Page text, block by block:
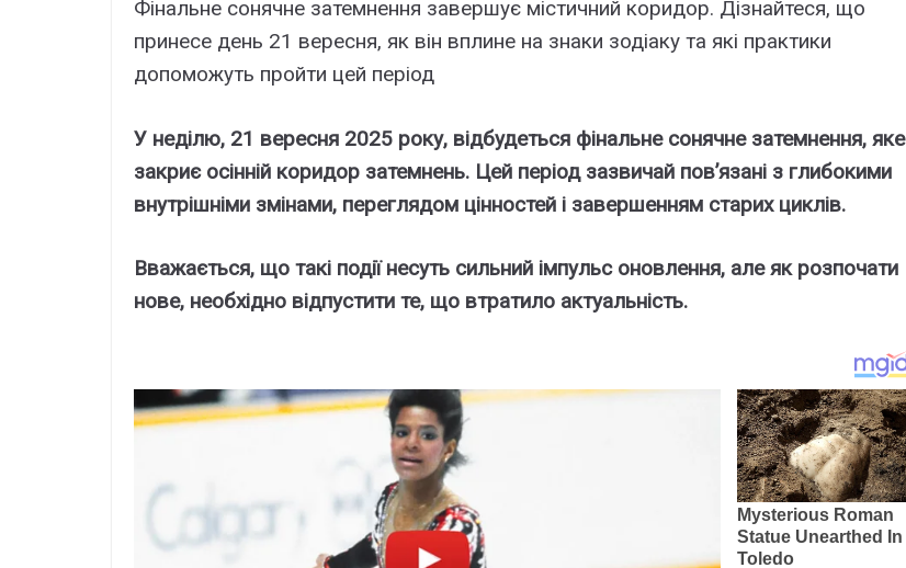
Фінальне сонячне затемнення завершує містичний коридор. Дізнайтеся, що
принесе день 21 вересня, як він вплине на знаки зодіаку та які практики
допоможуть пройти цей період
У неділю, 21 вересня 2025 року, відбудеться фінальне сонячне затемнення, яке
закриє осінній коридор затемнень. Цей період зазвичай пов’язані з глибокими
внутрішніми змінами, переглядом цінностей і завершенням старих циклів.
Вважається, що такі події несуть сильний імпульс оновлення, але як розпочати
нове, необхідно відпустити те, що втратило актуальність.